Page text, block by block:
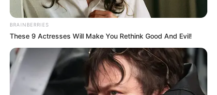
BRAINBERRIES
These 9 Actresses Will Make You Rethink Good And Evil!